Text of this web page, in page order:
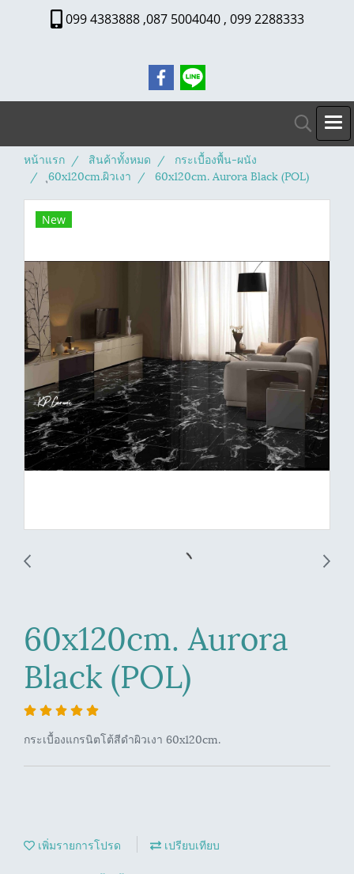
099 4383888 ,087 5004040 , 099 2288333
หน้าแรก สินค้าทั้งหมด
กระเบื้องพื้น-ผนัง
ุ60x120cm.ผิวเงา
60x120cm. Aurora Black (POL)
New
60x120cm. Aurora
Black (POL)
กระเบื้องแกรนิตโต้สีดำผิวเงา 60x120cm.
เพิ่มรายการโปรด เปรียบเทียบ